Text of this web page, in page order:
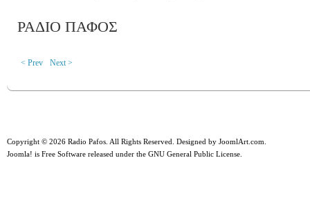
ΡΑΔΙΟ ΠΑΦΟΣ
< Prev Next >
Copyright © 2026 Radio Pafos. All Rights Reserved. Designed by JoomlArt.com
Joomla! is Free Software released under the GNU General Public License.